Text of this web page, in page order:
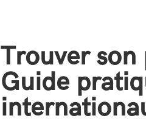
Trouver son
Guide